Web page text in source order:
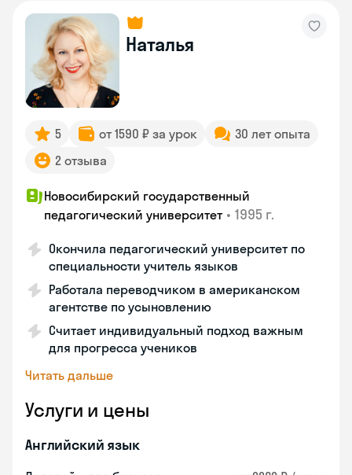
Наталья
5 от 1590 ₽ за урок
30 лет опыта
2 отзыва
Новосибирский государственный
педагогический университет • 1995 г.
Окончила педагогический университет по
специальности учитель языков
Работала переводчиком в американском
агентстве по усыновлению
Считает индивидуальный подход важным
для прогресса учеников
Читать дальше
Услуги и цены
Английский язык